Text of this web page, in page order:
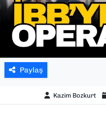
Paylaş
Kazim Bozkurt